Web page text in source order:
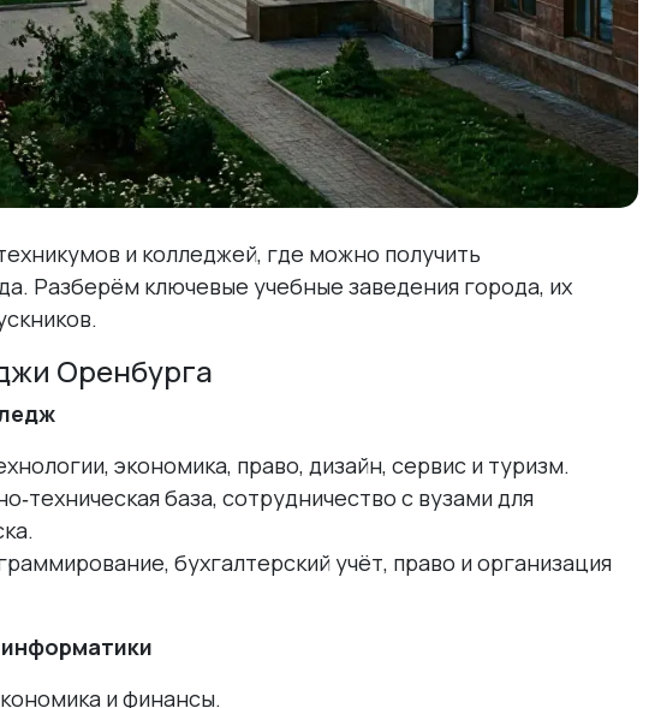
и колледжей, где можно получить
Разберём ключевые учебные заведения города, их
Оренбурга
экономика, право, дизайн, сервис и туризм.
база, сотрудничество с вузами для
бухгалтерский учёт, право и организация
и финансы.